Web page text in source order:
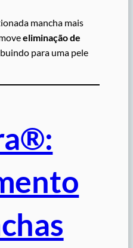
mancha mais
eliminação de
para uma pele